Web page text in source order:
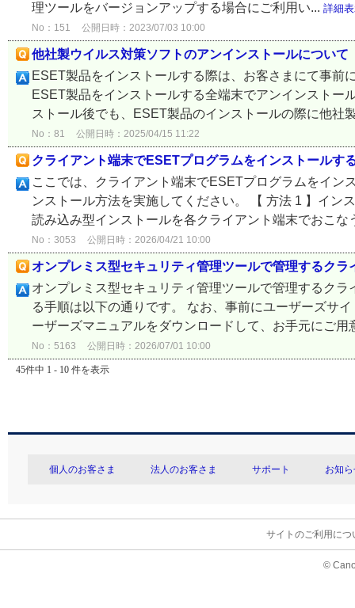
理ツールをバージョンアップする場合にご利用い... 詳細
No：151 公開日時：2023/07/03 10:00
他社製ウイルス対策ソフトのアンインストールについて
ESET製品をインストールする際は、お客さまにて事前
ESET製品をインストールする全端末でアンインストー
ストール後でも、ESET製品のインストールの際に他社
No：81 公開日時：2025/04/15 11:22
クライアント端末でESETプログラムをインストールす
ここでは、クライアント端末でESETプログラムをイン
ンストール方法を実施してください。 【 方法 1 】イン
読み込み型インストールを各クライアント端末でおこな
No：3053 公開日時：2026/04/21 10:00
オンプレミス型セキュリティ管理ツールで管理するク
オンプレミス型セキュリティ管理ツールで管理するク
る手順は以下の通りです。 なお、事前にユーザーズサ
ーザーズマニュアルをダウンロードして、お手元にご用
No：5163 公開日時：2026/07/01 10:00
45件中 1 - 10 件を表示
個人のお客さま 法人のお客さま サポート お知
サイトのご利用につ
©